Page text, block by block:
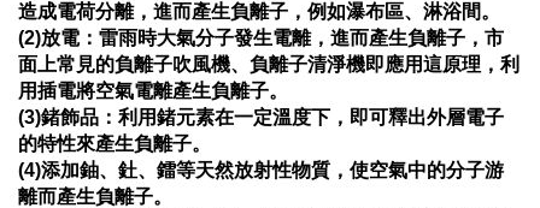
造成電荷分離，進而產生負離子，例如瀑布區、淋浴間。
(2)放電：雷雨時大氣分子發生電離，進而產生負離子，市
面上常見的負離子吹風機、負離子清淨機即應用這原理，利
用插電將空氣電離產生負離子。
(3)鍺飾品：利用鍺元素在一定溫度下，即可釋出外層電子
的特性來產生負離子。
(4)添加鈾、釷、鐳等天然放射性物質，使空氣中的分子游
離而產生負離子。